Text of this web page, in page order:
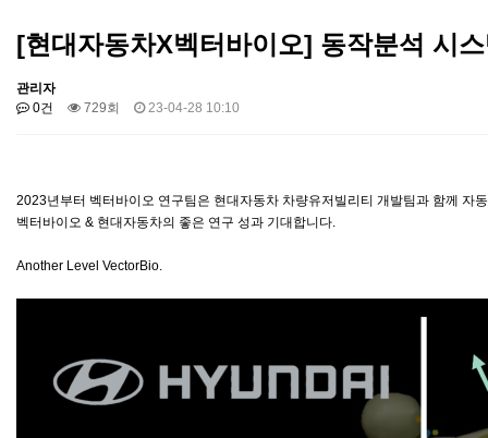
[현대자동차X벡터바이오] 동작분석 시
관리자
0건
729회 23-04-28 10:10
2023년부터 벡터바이오 연구팀은 현대자동차 차량유저빌리티 개발팀과 함께 자
벡터바이오 & 현대자동차의 좋은 연구 성과 기대합니다.
Another Level VectorBio.